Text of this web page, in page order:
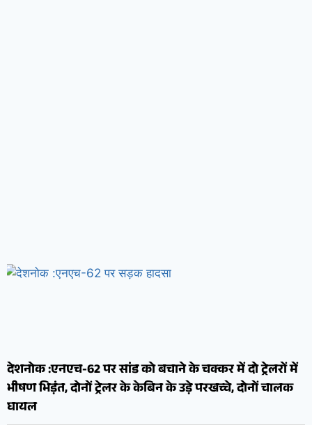
देशनोक :एनएच-62 पर सांड को बचाने के चक्कर में दो ट्रेलरों में
भीषण भिड़ंत, दोनों ट्रेलर के केबिन के उड़े परखच्चे, दोनों चालक
घायल